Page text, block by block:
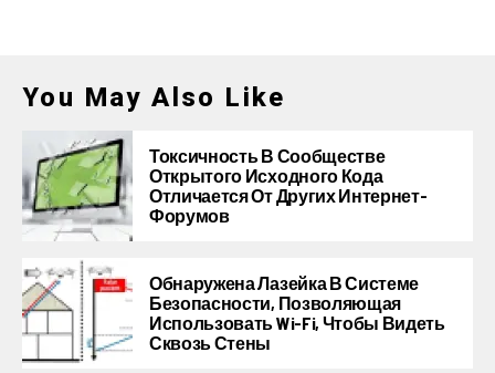
You May Also Like
Токсичность В Сообществе
Открытого Исходного Кода
Отличается От Других Интернет-
Форумов
Обнаружена Лазейка В Системе
Безопасности, Позволяющая
Использовать Wi-Fi, Чтобы Видеть
Сквозь Стены